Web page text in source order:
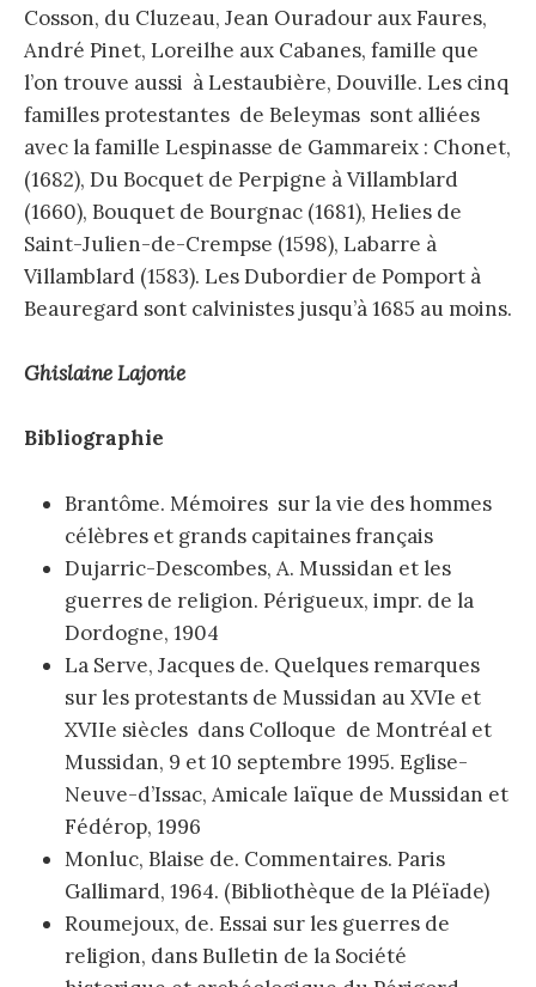
Cosson, du Cluzeau, Jean Ouradour aux Faures,
André Pinet, Loreilhe aux Cabanes, famille que
l’on trouve aussi à Lestaubière, Douville. Les cinq
familles protestantes de Beleymas sont alliées
avec la famille Lespinasse de Gammareix : Chonet,
(1682), Du Bocquet de Perpigne à Villamblard
(1660), Bouquet de Bourgnac (1681), Helies de
Saint-Julien-de-Crempse (1598), Labarre à
Villamblard (1583). Les Dubordier de Pomport à
Beauregard sont calvinistes jusqu’à 1685 au moins.
Ghislaine Lajonie
Bibliographie
Brantôme. Mémoires sur la vie des hommes
célèbres et grands capitaines français
Dujarric-Descombes, A. Mussidan et les
guerres de religion. Périgueux, impr. de la
Dordogne, 1904
La Serve, Jacques de. Quelques remarques
sur les protestants de Mussidan au XVIe et
XVIIe siècles dans Colloque de Montréal et
Mussidan, 9 et 10 septembre 1995. Eglise-
Neuve-d’Issac, Amicale laïque de Mussidan et
Fédérop, 1996
Monluc, Blaise de. Commentaires. Paris
Gallimard, 1964. (Bibliothèque de la Pléïade)
Roumejoux, de. Essai sur les guerres de
religion, dans Bulletin de la Société